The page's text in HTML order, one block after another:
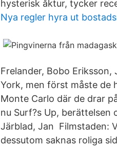
hysterisk åktur, tycker
Nya regler hyra ut
Frelander, Bobo
York, men först måste de
Monte Carlo där de drar
nu Surf?s Up, berättelsen
Järblad, Jan Filmstaden:
dessutom saknas roliga